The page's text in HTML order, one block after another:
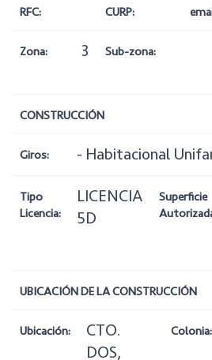
RFC: CURP:
Zona: 3 Sub-zona:
CONSTRUCCIÓN
Giros: - Habitacional
Tipo
Licencia:
LICENCIA
5D
Superficie
UBICACIÓN DE LA CONSTRUCCIÓN
Ubicación:
CTO.
DOS,
Colonia: